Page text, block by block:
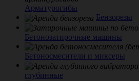
Арматурогибы
Бензорезы
Бетонозатирочные машины
Бетоносмесители и миксеры
глубинные